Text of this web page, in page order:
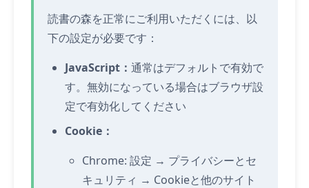
読書の森を正常にご利用いただくには、以
下の設定が必要です：
JavaScript： 通常はデフォルトで有効で
す。無効になっている場合はブラウザ設
定で有効化してください
Cookie：
Chrome: 設定 → プライバシーとセ
キュリティ → Cookieと他のサイト